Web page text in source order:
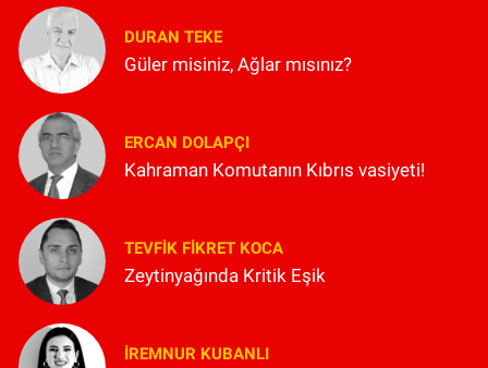
DURAN TEKE
Güler misiniz, Ağlar mısınız?
ERCAN DOLAPÇI
Kahraman Komutanın Kıbrıs vasiyeti!
TEVFIK FIKRET KOCA
Zeytinyağında Kritik Eşik
İREMNUR KUBANLI